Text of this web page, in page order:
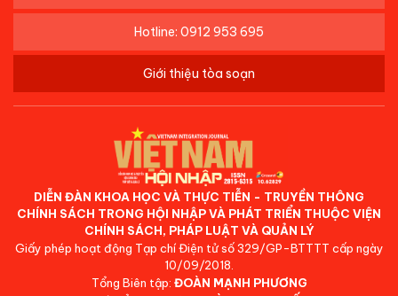
Hotline: 0912 953 695
Giới thiệu tòa soạn
DIỄN ĐÀN KHOA HỌC VÀ THỰC TIỄN - TRUYỀN THÔNG
CHÍNH SÁCH TRONG HỘI NHẬP VÀ PHÁT TRIỂN THUỘC VIỆN
CHÍNH SÁCH, PHÁP LUẬT VÀ QUẢN LÝ
Giấy phép hoạt động Tạp chí Điện tử số 329/GP-BTTTT cấp ngày
10/09/2018.
Tổng Biên tập: ĐOÀN MẠNH PHƯƠNG